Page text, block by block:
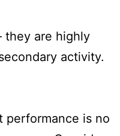
they are highly
activity.
performance is no